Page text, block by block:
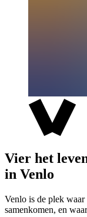
Vier het
in Venlo
Venlo is de plek waar
samenkomen, en